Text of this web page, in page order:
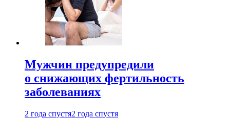
Мужчин предупредили
о снижающих фертильность
заболеваниях
2 года спустя2 года спустя